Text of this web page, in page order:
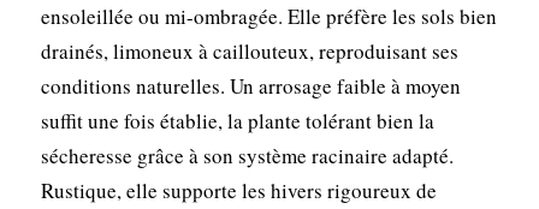
ensoleillée ou mi-ombragée. Elle préfère les sols bien
drainés, limoneux à caillouteux, reproduisant ses
conditions naturelles. Un arrosage faible à moyen
suffit une fois établie, la plante tolérant bien la
sécheresse grâce à son système racinaire adapté.
Rustique, elle supporte les hivers rigoureux de